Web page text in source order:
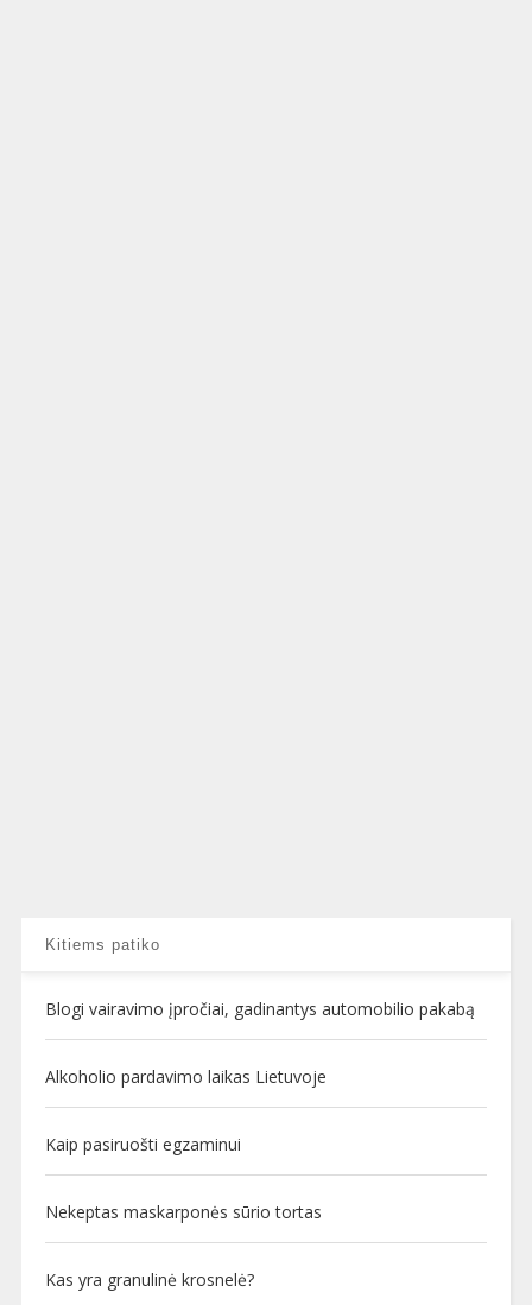
Kitiems patiko
Blogi vairavimo įpročiai, gadinantys automobilio pakabą
Alkoholio pardavimo laikas Lietuvoje
Kaip pasiruošti egzaminui
Nekeptas maskarponės sūrio tortas
Kas yra granulinė krosnelė?